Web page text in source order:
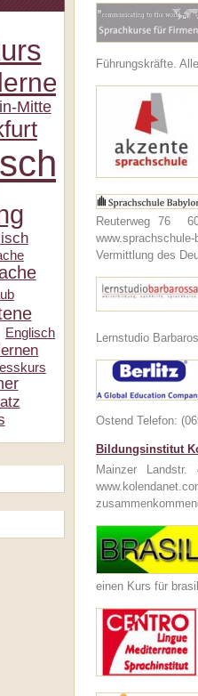
Mitte
Englisch
Führungskräfte.
Reuterweg 76
Vermittlung des
Lernstudio
Ostend Telefon:
Bildungsinstitut
Mainzer
einen Kurs für